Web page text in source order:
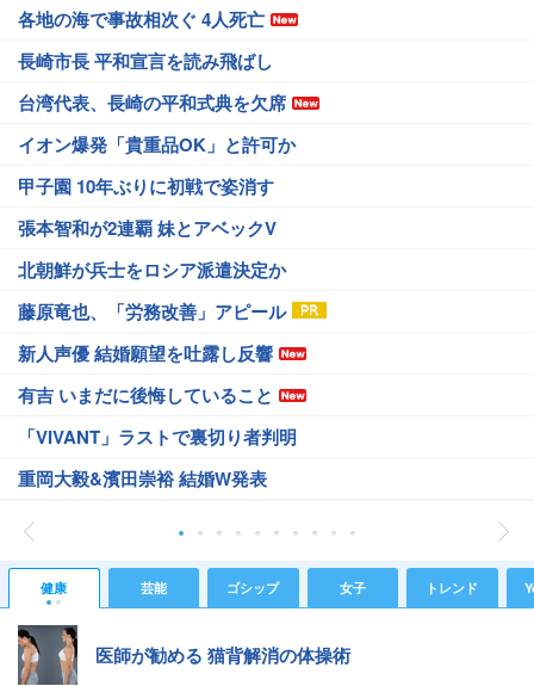
各地の海で事故相次ぐ 4人死亡
長崎市長 平和宣言を読み飛ばし
台湾代表、長崎の平和式典を欠席
イオン爆発「貴重品OK」と許可か
甲子園 10年ぶりに初戦で姿消す
張本智和が2連覇 妹とアベックV
北朝鮮が兵士をロシア派遣決定か
藤原竜也、「労務改善」アピール
新人声優 結婚願望を吐露し反響
有吉 いまだに後悔していること
「VIVANT」ラストで裏切り者判明
重岡大毅&濱田崇裕 結婚W発表
健康 芸能 ゴシップ 女子 トレンド
医師が勧める 猫背解消の体操術